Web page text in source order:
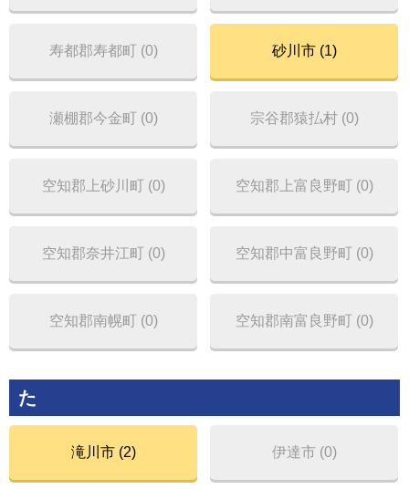
寿都郡寿都町 (0) 砂川市 (1)
瀬棚郡今金町 (0) 宗谷郡猿払村 (0)
空知郡上砂川町 (0) 空知郡上富良野町 (0)
空知郡奈井江町 (0) 空知郡中富良野町 (0)
空知郡南幌町 (0) 空知郡南富良野町 (0)
た
滝川市 (2) 伊達市 (0)